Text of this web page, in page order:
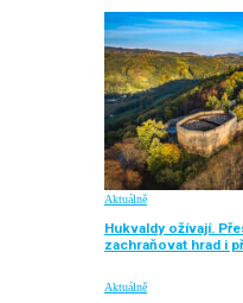
Aktuálně
Hukvaldy ožívají.
zachraňovat hrad i
Aktuálně